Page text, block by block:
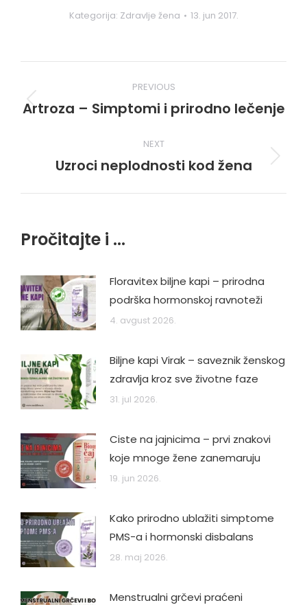
Kategorija: Zdravlje žena 13. jun 2017.
navigation
PREVIOUS
Previous
Artroza – Simptomi i prirodno lečenje
NEXT
Next
Uzroci neplodnosti kod žena
Pročitajte i ...
Floravitex biljne kapi – prirodna
podrška hormonskoj ravnoteži
4. avgust 2026.
Biljne kapi Virak – saveznik ženskog
zdravlja kroz sve životne faze
31. jul 2026.
Ciste na jajnicima – prvi znakovi
koje mnoge žene zanemaruju
19. jun 2026.
Kako prirodno ublažiti simptome
PMS-a i hormonski disbalans
28. maj 2026.
Menstrualni grčevi praćeni